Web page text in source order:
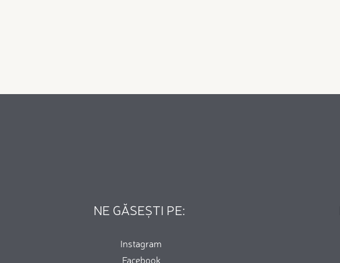
NE GĂSEȘTI PE:
Instagram
Facebook